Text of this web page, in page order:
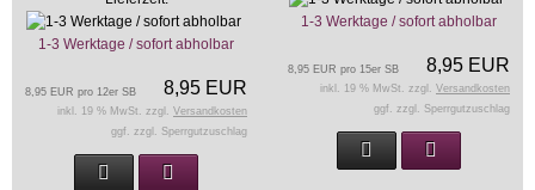
1-3 Werktage / sofort abholbar
8,95 EUR
8,95 EUR pro 12er SB
inkl. 19 % MwSt. zzgl. Versandkosten
ggf. zzgl. Sperrgutzuschlag
1-3 Werktage / sofort abholbar
8,95 EUR
8,95 EUR pro 15er SB
inkl. 19 % MwSt. zzgl. Versandkosten
ggf. zzgl. Sperrgutzuschlag